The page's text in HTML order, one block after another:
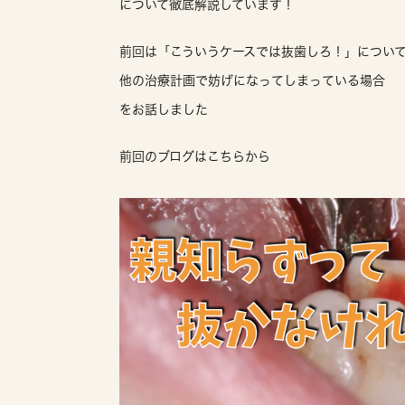
について徹底解説しています！
前回は「こういうケースでは抜歯しろ！」につい
他の治療計画で妨げになってしまっている場合
をお話しました
前回のブログはこちらから